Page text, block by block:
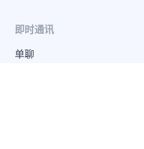
即时通讯
单聊